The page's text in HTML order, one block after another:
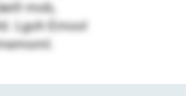
mob,
Lgoh Emool